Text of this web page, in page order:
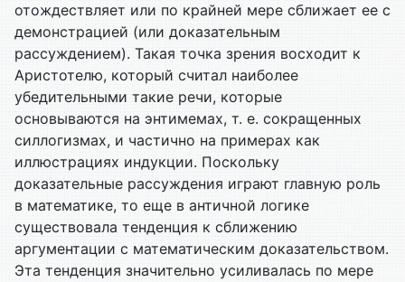
отождествляет или по крайней мере сближает ее с
демонстрацией (или доказательным
рассуждением). Такая точка зрения восходит к
Аристотелю, который считал наиболее
убедительными такие речи, которые
основываются на энтимемах, т. е. сокращенных
силлогизмах, и частично на примерах как
иллюстрациях индукции. Поскольку
доказательные рассуждения играют главную роль
в математике, то еще в античной логике
существовала тенденция к сближению
аргументации с математическим доказательством.
Эта тенденция значительно усиливалась по мере